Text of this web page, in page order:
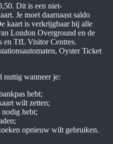
Dit is een niet-
Je moet daarnaast saldo
kaart is verkrijgbaar bij alle
London Overground en de
en TfL Visitor Centres.
Oyster Ticket
nuttig wanneer je:
hebt;
wilt zetten;
hebt;
opnieuw wilt gebruiken.